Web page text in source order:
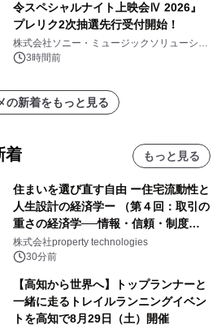
令スペシャルナイト上映会Ⅳ 2026』
プレリク2次抽選先行受付開始！
株式会社ソニー・ミュージックソリューショ
ンズ3時間前
の新着をもっと見る
着 もっと見る
住まいを選び直す自由 ー住宅流動性と
人生設計の経済学ー （第４回：取引の
重さの経済学──情報・信頼・制度を
PropTechはどう組み替えるか）｜
PropTech-Lab
株式会社property technologies
30分前
【高知から世界へ】トップランナーと
一緒に走るトレイルランニングイベン
トを高知で8月29日（土）開催